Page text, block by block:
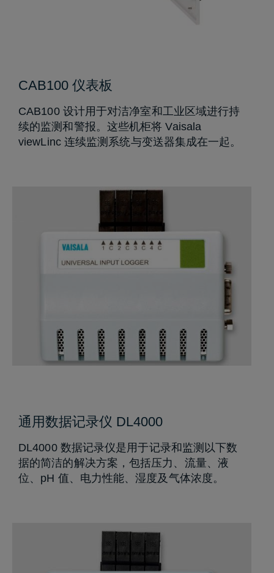
CAB100 仪表板
CAB100 设计用于对洁净室和工业区域进行持
续的监测和警报。这些机柜将 Vaisala
viewLinc 连续监测系统与变送器集成在一起。
通用数据记录仪 DL4000
DL4000 数据记录仪是用于记录和监测以下数
据的简洁的解决方案，包括压力、流量、液
位、pH 值、电力性能、湿度及气体浓度。